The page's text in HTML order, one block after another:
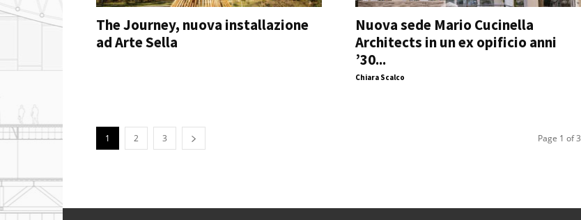
The Journey, nuova installazione
ad Arte Sella
Nuova sede Mario Cucinella
Architects in un ex opificio anni
’30...
Chiara Scalco
1 2 3 Page 1 of 3